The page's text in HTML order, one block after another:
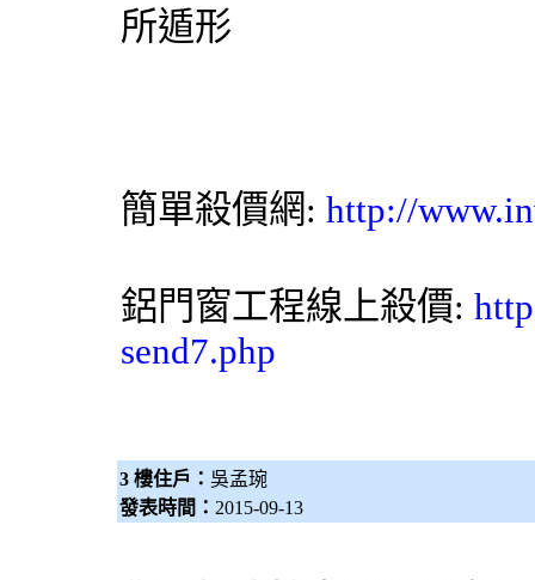
所遁形
簡單殺價網: http://
鋁門窗工程線上殺價:
send7.php
3 樓住戶： 吳孟琬
發表時間： 2015-09-13